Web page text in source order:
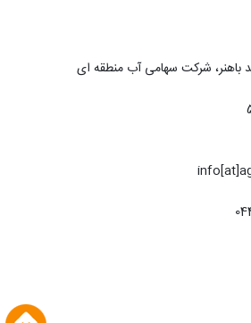
باهنر، شرکت سهامی آب منطقه ای